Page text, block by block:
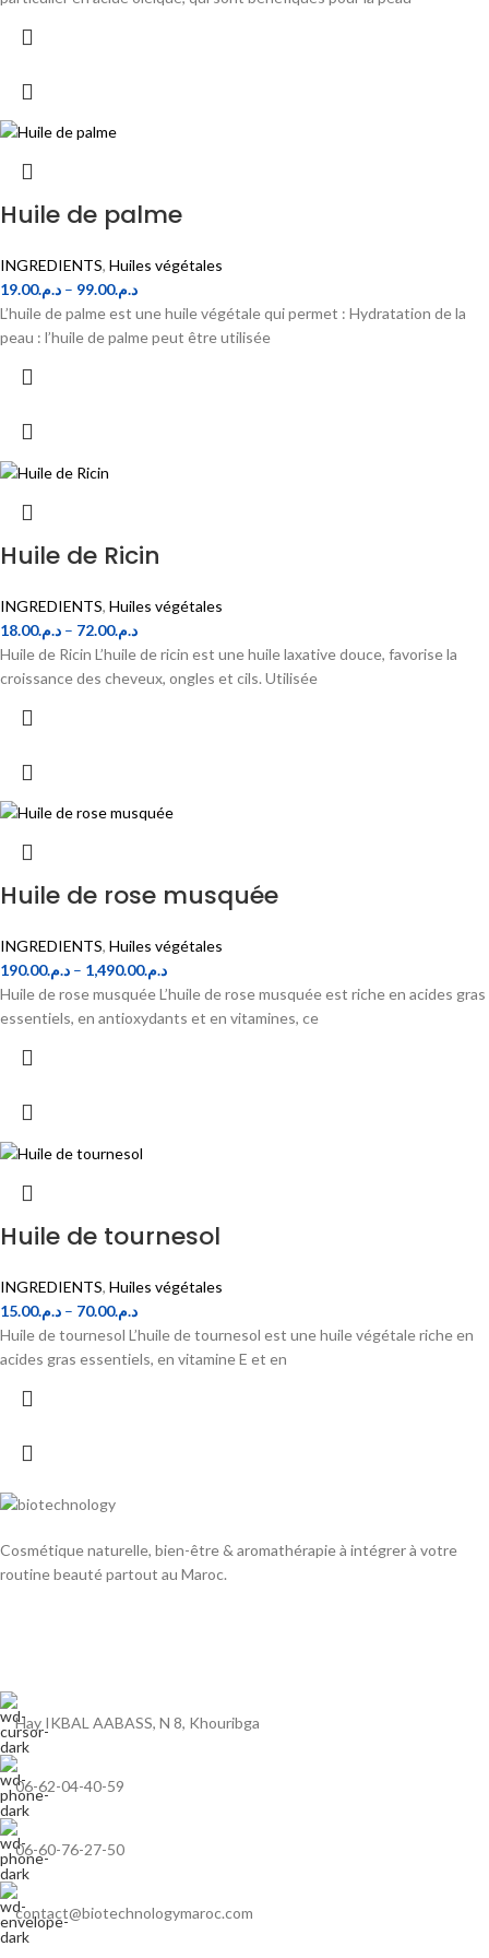
Huile de palme
INGREDIENTS, Huiles végétales
د.م.19.00 – د.م.99.00
L’huile de palme est une huile végétale qui permet : Hydratation de la
peau : l’huile de palme peut être utilisée
Huile de Ricin
INGREDIENTS, Huiles végétales
د.م.18.00 – د.م.72.00
Huile de Ricin L’huile de ricin est une huile laxative douce, favorise la
croissance des cheveux, ongles et cils. Utilisée
Huile de rose musquée
INGREDIENTS, Huiles végétales
د.م.190.00 – د.م.1,490.00
Huile de rose musquée L’huile de rose musquée est riche en acides gras
essentiels, en antioxydants et en vitamines, ce
Huile de tournesol
INGREDIENTS, Huiles végétales
د.م.15.00 – د.م.70.00
Huile de tournesol L’huile de tournesol est une huile végétale riche en
acides gras essentiels, en vitamine E et en
Cosmétique naturelle, bien-être & aromathérapie à intégrer à votre
routine beauté partout au Maroc.
Hay IKBAL AABASS, N 8, Khouribga
06-62-04-40-59
06-60-76-27-50
contact@biotechnologymaroc.com